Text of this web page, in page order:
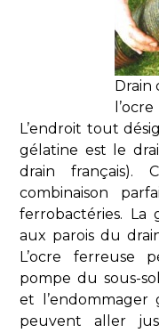
Drain
l’ocre
L’endroit tout
gélatine est le
drain français).
combinaison
ferrobactéries. La
aux parois du
L’ocre ferreuse
pompe du sous-
et l’endommager
peuvent aller